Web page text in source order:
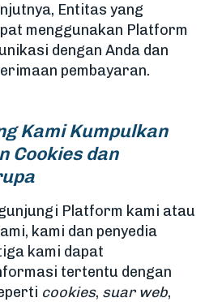
Entitas yang
menggunakan Platform
dengan Anda dan
pembayaran.
Kami Kumpulkan
Cookies dan
Platform kami atau
kami dan penyedia
kami dapat
tertentu dengan
cookies, suar web,